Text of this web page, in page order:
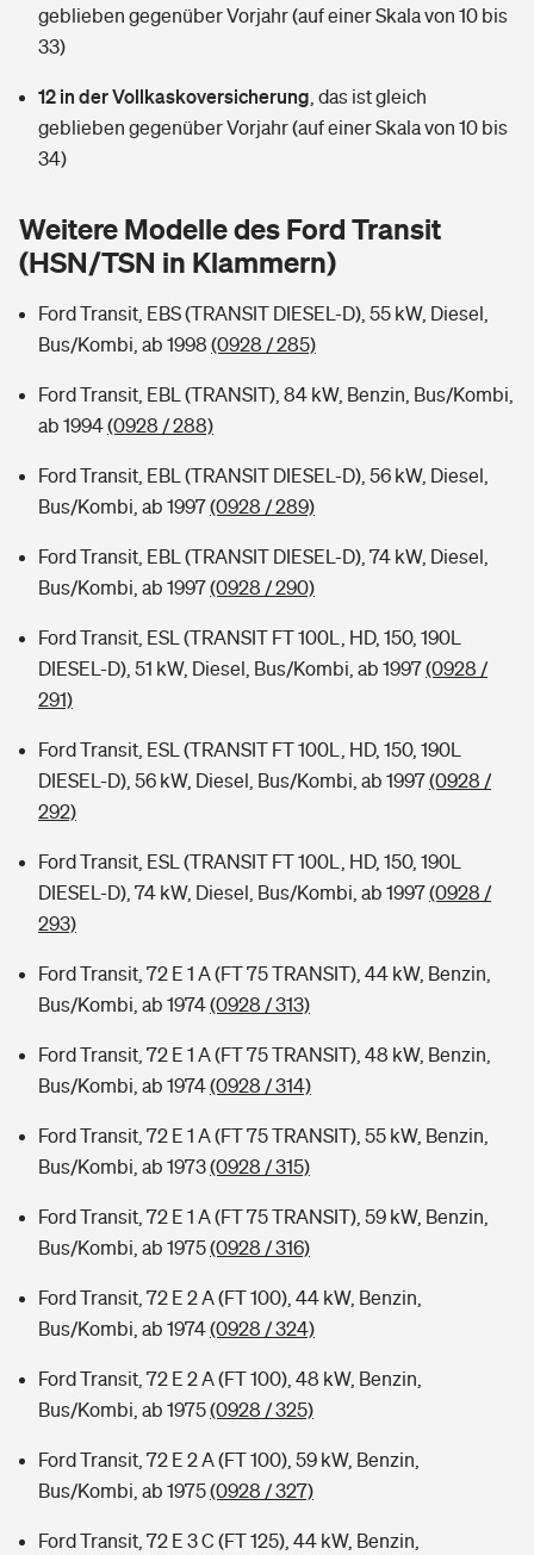
Zur Übersicht
Tools
Wer versichert was: Jetzt Versicherer finden
Sie haben Fragen?
Hundehalter-Haftpflicht
Handyversicherung
Musikinstrumentenversicherung
Kinderunfall-Check: Mehr Sicherheit für deine Kids
Typklassen: So ist Ihr Auto eingestuft
Tools
Wer versichert was: Jetzt Versicherer finden
Sie haben Fragen?
Rentenrechner: Wie viel Geld bekomme ich im Alter?
geblieben gegenüber Vorjahr (auf einer Skala von 10 bis
33)
12 in der Vollkaskoversicherung das ist gleich
geblieben gegenüber Vorjahr (auf einer Skala von 10 bis
34)
Weitere Modelle des Ford Transit
(HSN/TSN in Klammern)
Ford Transit, EBS (TRANSIT DIESEL-D), 55 kW, Diesel,
Bus/Kombi, ab 1998 (0928 / 285)
Ford Transit, EBL (TRANSIT), 84 kW, Benzin, Bus/Kombi,
ab 1994(0928 / 288)
Ford Transit, EBL (TRANSIT DIESEL-D), 56 kW, Diesel,
Bus/Kombi, ab 1997(0928 / 289)
Ford Transit, EBL (TRANSIT DIESEL-D), 74 kW, Diesel,
Bus/Kombi, ab 1997(0928 / 290)
Ford Transit, ESL (TRANSIT FT 100L, HD, 150, 190L
DIESEL-D), 51 kW, Diesel, Bus/Kombi, ab 1997(0928 /
291)
Ford Transit, ESL (TRANSIT FT 100L, HD, 150, 190L
DIESEL-D), 56 kW, Diesel, Bus/Kombi, ab 1997(0928 /
292)
Ford Transit, ESL (TRANSIT FT 100L, HD, 150, 190L
DIESEL-D), 74 kW, Diesel, Bus/Kombi, ab 1997(0928 /
293)
Ford Transit, 72 E 1 A (FT 75 TRANSIT), 44 kW, Benzin,
Bus/Kombi, ab 1974(0928 / 313)
Ford Transit, 72 E 1 A (FT 75 TRANSIT), 48 kW, Benzin,
Bus/Kombi, ab 1974(0928 / 314)
Ford Transit, 72 E 1 A (FT 75 TRANSIT), 55 kW, Benzin,
Bus/Kombi, ab 1973(0928 / 315)
Ford Transit, 72 E 1 A (FT 75 TRANSIT), 59 kW, Benzin,
Bus/Kombi, ab 1975(0928 / 316)
Ford Transit, 72 E 2 A (FT 100), 44 kW, Benzin,
Bus/Kombi, ab 1974(0928 / 324)
Ford Transit, 72 E 2 A (FT 100), 48 kW, Benzin,
Bus/Kombi, ab 1975(0928 / 325)
Ford Transit, 72 E 2 A (FT 100), 59 kW, Benzin,
Bus/Kombi, ab 1975(0928 / 327)
Ford Transit, 72 E 3 C (FT 125), 44 kW, Benzin,